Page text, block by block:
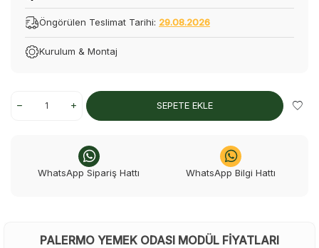
Öngörülen Teslimat Tarihi: 29.08.2026
Kurulum & Montaj
SEPETE EKLE
WhatsApp Sipariş Hattı WhatsApp Bilgi Hattı
PALERMO YEMEK ODASI MODÜL FIYATLARI